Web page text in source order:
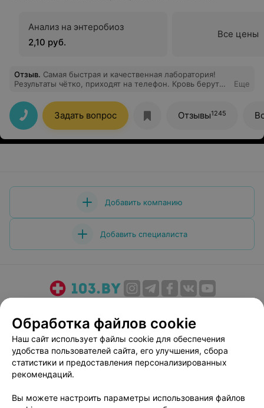
Анализ на энтеробиоз
2,10 руб.
Все цены
Отзыв. Самая быстрая и качественная лаборатория!
Результаты чётко, приходят на телефон. Кровь берут
Еще
Задать вопрос Отзывы1245
Добавить компанию
Добавить специалиста
Медицинский маркетинг
Публичный договор
Пользовательское соглашение
Способы оплаты
Вакансии
Партнеры
Персональные настройки cookie
Обработка файлов cookie
Наш сайт использует файлы cookie для обеспечения
удобства пользователей сайта, его улучшения, сбора
статистики и предоставления персонализированных
рекомендаций.
Вы можете настроить параметры использования файлов